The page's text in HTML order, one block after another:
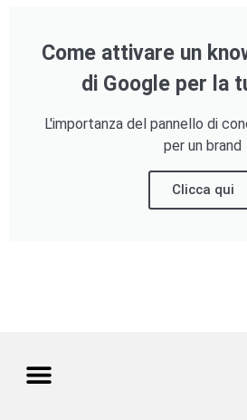
Come attivare un
di Google per la
L'importanza del pannello di
per un brand
Clicca qui